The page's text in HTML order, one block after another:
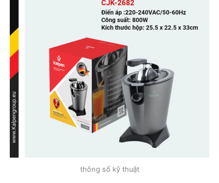
thông số kỹ thuật